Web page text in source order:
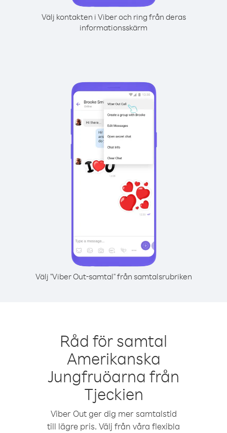
Välj kontakten i Viber och ring från deras
informationsskärm
Välj "Viber Out-samtal" från samtalsrubriken
Råd för samtal
Amerikanska
Jungfruöarna från
Tjeckien
Viber Out ger dig mer samtalstid
till lägre pris. Välj från våra flexibla